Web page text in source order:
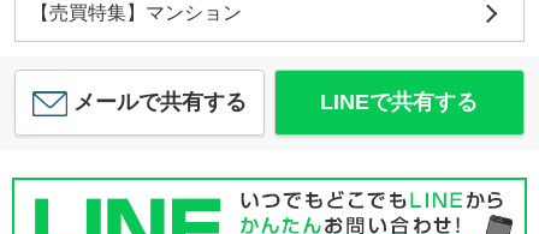
【売買特集】マンション
メールで共有する LINEで共有する